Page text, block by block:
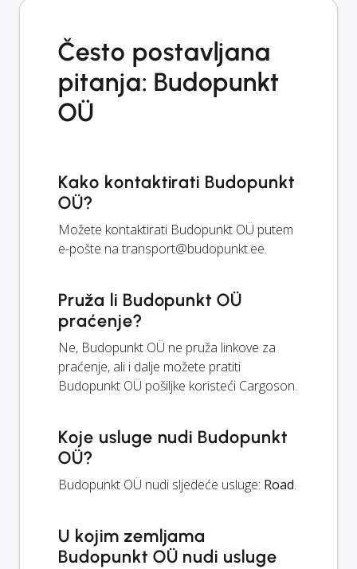
Često postavljana
pitanja: Budopunkt
OÜ
Kako kontaktirati Budopunkt
OÜ?
Možete kontaktirati Budopunkt OÜ putem
e-pošte na transport@budopunkt.ee.
Pruža li Budopunkt OÜ
praćenje?
Ne, Budopunkt OÜ ne pruža linkove za
praćenje, ali i dalje možete pratiti
Budopunkt OÜ pošiljke koristeći Cargoson.
Koje usluge nudi Budopunkt
OÜ?
Budopunkt OÜ nudi sljedeće usluge: Road.
U kojim zemljama
Budopunkt OÜ nudi usluge